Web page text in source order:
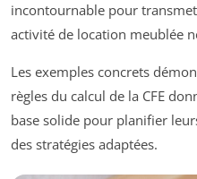
incontournable pour
activité de location meublée
Les exemples concrets
règles du calcul de la CFE
base solide pour planifier
des stratégies adaptées.